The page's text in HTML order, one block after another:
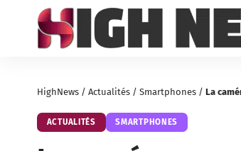
HighNews / Actualités / Smartphones / La
ACTUALITÉS SMARTPHONES